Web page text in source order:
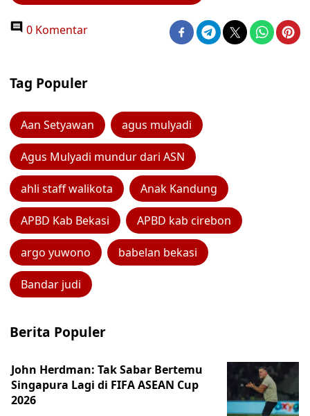
0 Komentar
Tag Populer
Aan Setyawan agus mulyadi
Agus Mulyadi mundur dari ASN
ahli staff walikota Anak Kandung
APBD Kab Bekasi APBD kab cirebon
argo yuwono babelan bekasi
Bandar judi
Berita Populer
John Herdman: Tak Sabar Bertemu
Singapura Lagi di FIFA ASEAN Cup
2026